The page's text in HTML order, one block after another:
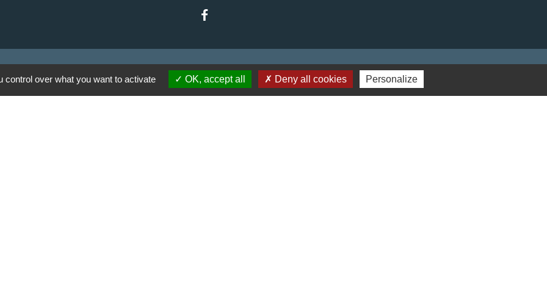
over what you want to activate OK, accept all Deny all cookies Personalize